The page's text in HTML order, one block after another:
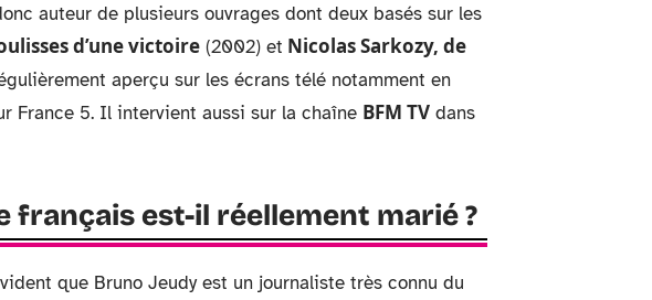
auteur de plusieurs ouvrages dont deux basés sur les
d’une victoire (2002) et Nicolas Sarkozy, de
aperçu sur les écrans télé notamment en
France 5. Il intervient aussi sur la chaîne BFM TV dans
français est-il réellement marié ?
que Bruno Jeudy est un journaliste très connu du